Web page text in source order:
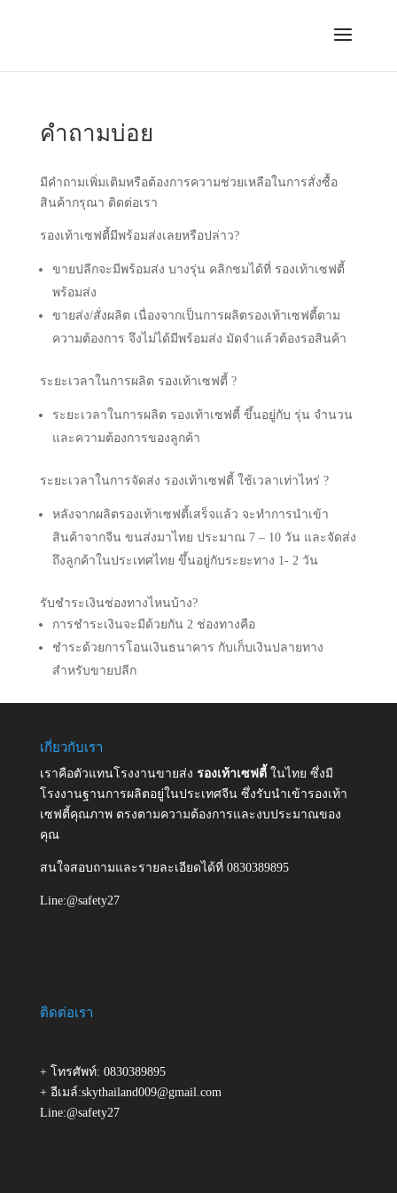
คำถามบ่อย
มีคำถามเพิ่มเติมหรือต้องการความช่วยเหลือในการสั่งซื้อ
สินค้ากรุณา ติดต่อเรา
รองเท้าเซฟตี้มีพร้อมส่งเลยหรือปล่าว?
ขายปลีกจะมีพร้อมส่ง บางรุ่น คลิกชมได้ที่ รองเท้าเซฟตี้
พร้อมส่ง
ขายส่ง/สั่งผลิต เนื่องจากเป็นการผลิตรองเท้าเซฟตี้ตาม
ความต้องการ จึงไม่ได้มีพร้อมส่ง มัดจำแล้วต้องรอสินค้า
ระยะเวลาในการผลิต รองเท้าเซฟตี้ ?
ระยะเวลาในการผลิต รองเท้าเซฟตี้ ขึ้นอยู่กับ รุ่น จำนวน
และความต้องการของลูกค้า
ระยะเวลาในการจัดส่ง รองเท้าเซฟตี้ ใช้เวลาเท่าไหร่ ?
หลังจากผลิตรองเท้าเซฟตี้เสร็จแล้ว จะทำการนำเข้า
สินค้าจากจีน ขนส่งมาไทย ประมาณ 7 – 10 วัน และจัดส่ง
ถึงลูกค้าในประเทศไทย ขึ้นอยู่กับระยะทาง 1- 2 วัน
รับชำระเงินช่องทางไหนบ้าง?
การชำระเงินจะมีด้วยกัน 2 ช่องทางคือ
ชำระด้วยการโอนเงินธนาคาร กับเก็บเงินปลายทาง
สำหรับขายปลีก
เกี่ยวกับเรา
เราคือตัวแทนโรงงานขายส่ง รองเท้าเซฟตี้ ในไทย ซึ่งมี
โรงงานฐานการผลิตอยู่ในประเทศจีน ซึ่งรับนำเข้ารองเท้า
เซฟตี้คุณภาพ ตรงตามความต้องการและงบประมาณของ
คุณ
สนใจสอบถามและรายละเอียดได้ที่ 0830389895
Line:@safety27
ติดต่อเรา
+ โทรศัพท์: 0830389895
+ อีเมล์:skythailand009@gmail.com
Line:@safety27